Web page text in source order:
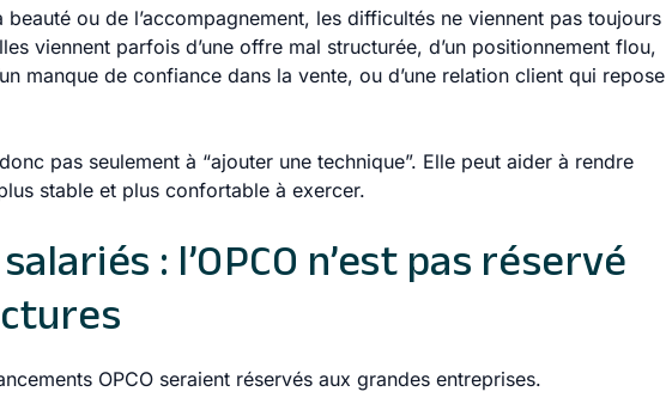
ou de l’accompagnement, les difficultés ne viennent pas toujours
viennent parfois d’une offre mal structurée, d’un positionnement flou,
manque de confiance dans la vente, ou d’une relation client qui repose
pas seulement à “ajouter une technique”. Elle peut aider à rendre
stable et plus confortable à exercer.
: l’OPCO n’est pas réservé
OPCO seraient réservés aux grandes entreprises.